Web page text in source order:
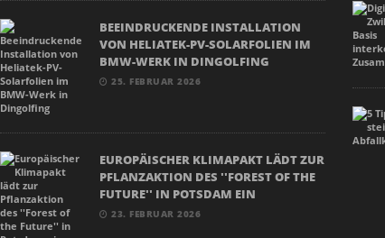
BEEINDRUCKENDE INSTALLATION
VON HELIATEK-PV-SOLARFOLIEN IM
BMW-WERK IN DINGOLFING
25. FEBRUAR 2026
EUROPÄISCHER KLIMAPAKT LÄDT ZUR
PFLANZAKTION DES ''FOREST OF THE
FUTURE'' IN POTSDAM EIN
23. FEBRUAR 2026